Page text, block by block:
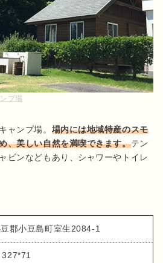
プ場
ャンプ場。 場内には地域特産のスモ
、美しい自然を満喫できます。テン
ビンなどもあり、シャワーやトイレ
郡小豆島町室生2084-1